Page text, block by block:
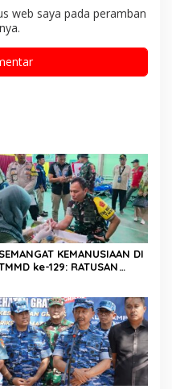
web saya pada peramban
SEMANGAT KEMANUSIAAN DI
ke-129: RATUSAN